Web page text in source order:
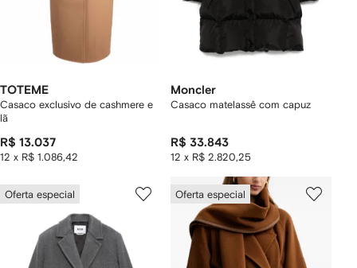
TOTEME
Casaco exclusivo de cashmere e
lã
R$ 13.037
12 x R$ 1.086,42
Moncler
Casaco matelassê com capuz
R$ 33.843
12 x R$ 2.820,25
Oferta especial Oferta especial